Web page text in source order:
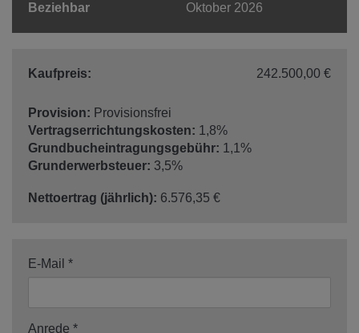
Beziehbar
Oktober 2026
Kaufpreis: 242.500,00 €
Provision: Provisionsfrei
Vertragserrichtungskosten: 1,8%
Grundbucheintragungsgebühr: 1,1%
Grunderwerbsteuer: 3,5%
Nettoertrag (jährlich): 6.576,35 €
E-Mail
Anrede